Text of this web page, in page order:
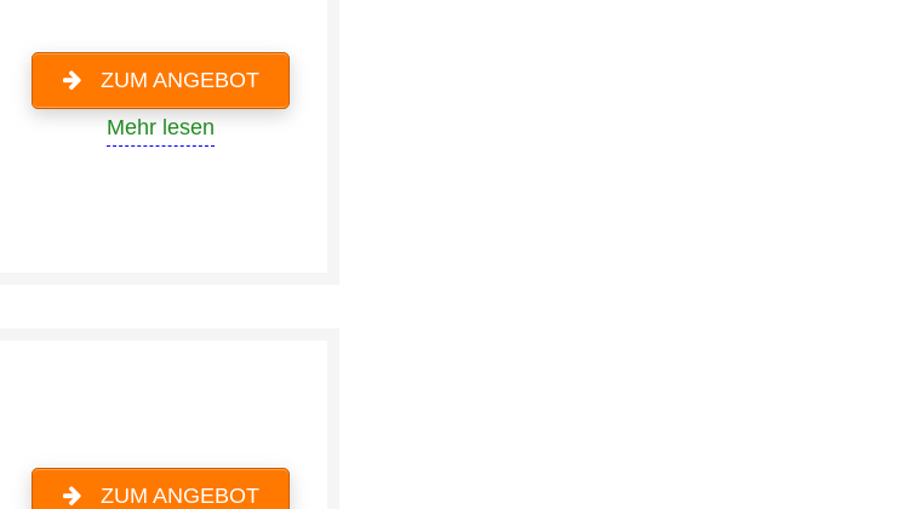
ZUM ANGEBOT
Mehr lesen
ZUM ANGEBOT